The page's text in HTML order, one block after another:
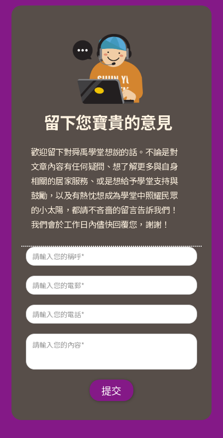
留下您寶貴的意見
歡迎留下對舜禹學堂想說的話。不論是對
文章內容有任何疑問、想了解更多與自身
相關的居家服務、或是想給予學堂支持與
鼓勵，以及有熱忱想成為學堂中照耀民眾
的小太陽，都請不吝嗇的留言告訴我們！
我們會於工作日內儘快回覆您，謝謝！